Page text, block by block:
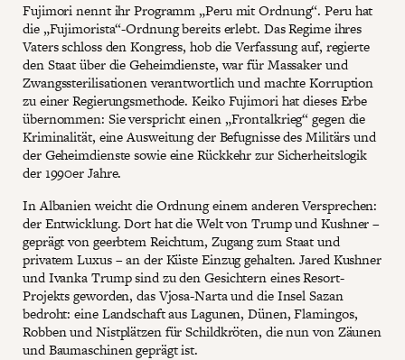
Fujimori nennt ihr Programm „Peru mit Ordnung“. Peru hat
die „Fujimorista“-Ordnung bereits erlebt. Das Regime ihres
Vaters schloss den Kongress, hob die Verfassung auf, regierte
den Staat über die Geheimdienste, war für Massaker und
Zwangssterilisationen verantwortlich und machte Korruption
zu einer Regierungsmethode. Keiko Fujimori hat dieses Erbe
übernommen: Sie verspricht einen „Frontalkrieg“ gegen die
Kriminalität, eine Ausweitung der Befugnisse des Militärs und
der Geheimdienste sowie eine Rückkehr zur Sicherheitslogik
der 1990er Jahre.
In Albanien weicht die Ordnung einem anderen Versprechen:
der Entwicklung. Dort hat die Welt von Trump und Kushner –
geprägt von geerbtem Reichtum, Zugang zum Staat und
privatem Luxus – an der Küste Einzug gehalten. Jared Kushner
und Ivanka Trump sind zu den Gesichtern eines Resort-
Projekts geworden, das Vjosa-Narta und die Insel Sazan
bedroht: eine Landschaft aus Lagunen, Dünen, Flamingos,
Robben und Nistplätzen für Schildkröten, die nun von Zäunen
und Baumaschinen geprägt ist.